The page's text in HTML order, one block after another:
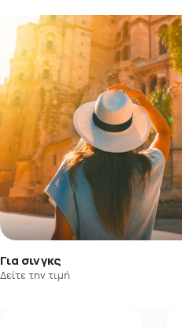
Για σινγκς
Δείτε την τιμή